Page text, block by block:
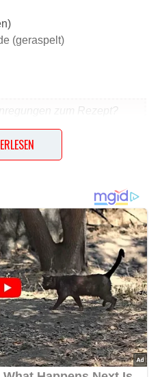
(geraspelt)
zum Rezept?
einen Kommentar am
Bewertung!
Butter, Zucker und
Eier Stück für Stück
aufschlagen.
und Mehl dazugeben
fetten und den Teig
Nach dem Backen den
bestreichen. Nach dem
auf den Kuchen